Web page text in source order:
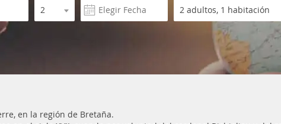
en la región de Bretaña.